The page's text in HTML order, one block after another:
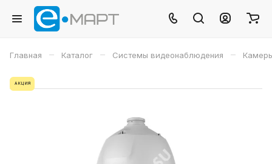
Главная – Каталог – Системы видеонаблюдения –
АКЦИЯ